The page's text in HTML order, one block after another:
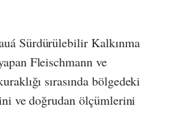
Sürdürülebilir Kalkınma
Fleischmann ve
sırasında bölgedeki
ve doğrudan ölçümlerini